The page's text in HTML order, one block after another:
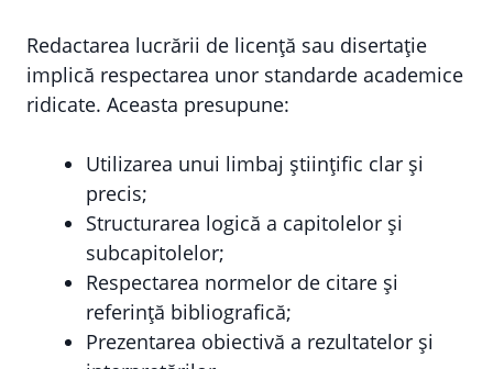
Redactarea lucrării de licență sau disertație
implică respectarea unor standarde academice
ridicate. Aceasta presupune:
Utilizarea unui limbaj științific clar și
precis;
Structurarea logică a capitolelor și
subcapitolelor;
Respectarea normelor de citare și
referință bibliografică;
Prezentarea obiectivă a rezultatelor și